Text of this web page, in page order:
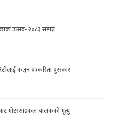
उत्सव- २०८३ सम्पन्न
कञ्चन पत्रकरिता पुरस्कार
मोटरसाइकल चालकको मृत्यु